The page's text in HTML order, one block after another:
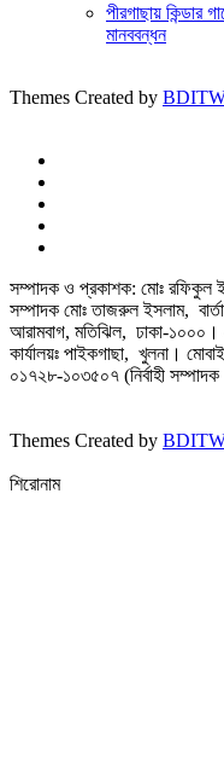
পীরগাছায় কিন্ডার
মানববন্ধন
Themes Created by
সম্পাদক ও প্রকাশক: মোঃ রফিকুল
সম্পাদক মোঃ তাজরুল‌‌ ইসলাম,
আরামবাগ, মতিঝিল, ঢাকা-১০০০।
কার্যালয়ঃ পাইকগাছা, খুলনা।
০১৭২৮-১০৩৫০৭ (নির্বাহী সম্পাদক
Themes Created by
শিরোনাম